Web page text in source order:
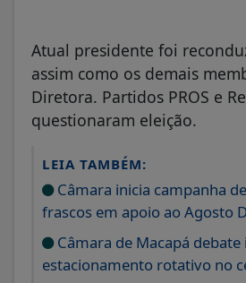
Atual presidente foi
assim como os demais
Diretora. Partidos PROS e
questionaram eleição.
LEIA TAMBÉM:
Câmara inicia campanha
frascos em apoio ao Agosto
Câmara de Macapá
estacionamento rotativo no